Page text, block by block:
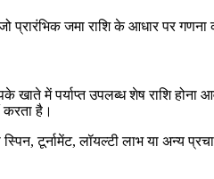
प्रारंभिक जमा राशि के आधार पर
खाते में पर्याप्त उपलब्ध शेष राशि
करता है।
टूर्नामेंट, लॉयल्टी लाभ या अन्य